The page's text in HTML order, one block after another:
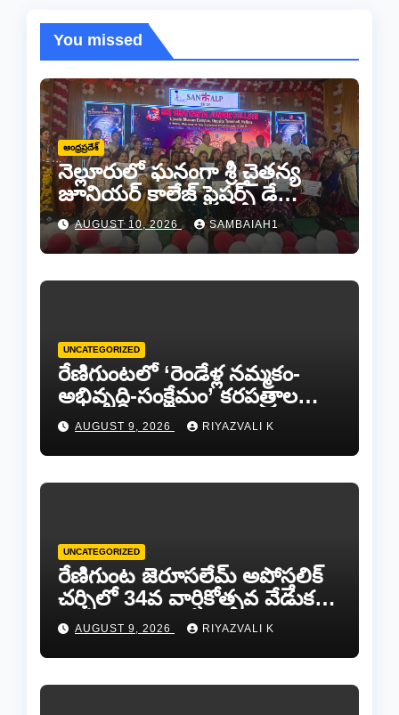
You missed
ఆంధ్రప్రదేశ్
నెల్లూరులో ఘనంగా శ్రీ చైతన్య
జూనియర్ కాలేజ్ ఫ్రెషర్స్ డే
వేడుకలు
AUGUST 10, 2026 SAMBAIAH1
UNCATEGORIZED
రేణిగుంటలో ‘రెండేళ్ల నమ్మకం-
అభివృద్ధి-సంక్షేమం’ కరపత్రాల
పంపిణీ.
AUGUST 9, 2026 RIYAZVALI K
UNCATEGORIZED
రేణిగుంట జెరూసలేమ్ అపోస్తలిక్
చర్చిలో 34వ వార్షికోత్సవ వేడుకలు
ఘనంగా నిర్వహించబడ్డాయి.
AUGUST 9, 2026 RIYAZVALI K